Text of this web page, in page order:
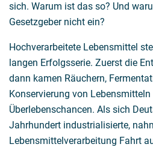
sich. Warum ist das so? Und
Gesetzgeber nicht ein?
Hochverarbeitete Lebensmittel
langen Erfolgsserie. Zuerst die
dann kamen Räuchern,
Konservierung von
Überlebenschancen. Als sich
Jahrhundert industrialisierte,
Lebensmittelverarbeitung Fahrt